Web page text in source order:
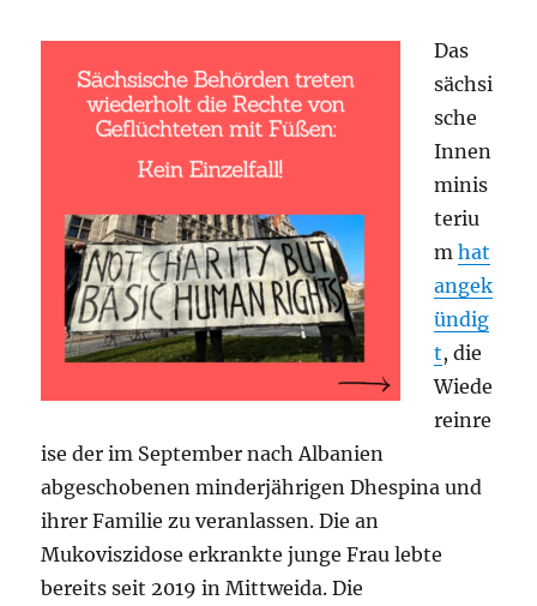
Das
sächsi
sche
Innen
minis
teriu
mhat
angek
ündig
t, die
Wiede
reinre
ise der im September nach Albanien
abgeschobenen minderjährigen Dhespina und
ihrer Familie zu veranlassen. Die an
Mukoviszidose erkrankte junge Frau lebte
bereits seit 2019 in Mittweida. Die